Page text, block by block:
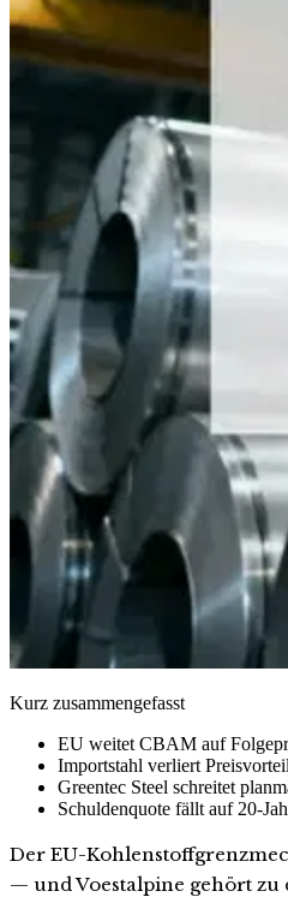
Kurz zusammengefasst
EU weitet CBAM auf
Importstahl verliert Preisvorteil
Greentec Steel schreitet
Schuldenquote fällt auf 20-
Der EU-
— und Voestalpine gehört